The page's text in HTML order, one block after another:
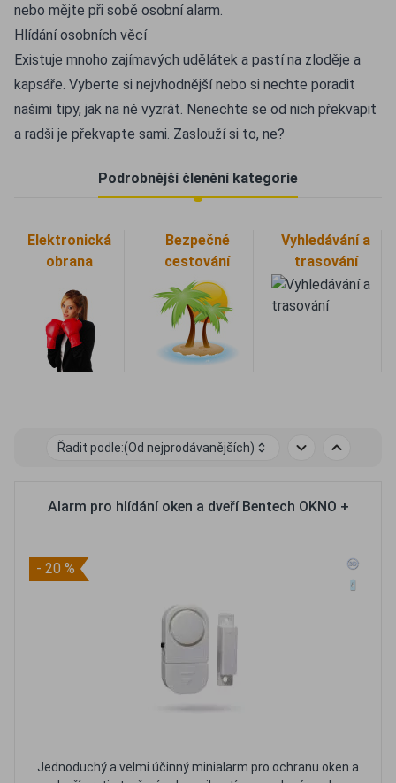
nebo mějte při sobě osobní alarm.
Hlídání osobních věcí
Existuje mnoho zajímavých udělátek a pastí na zloděje a
kapsáře. Vyberte si nejvhodnější nebo si nechte poradit
našimi tipy, jak na ně vyzrát. Nenechte se od nich překvapit
a radši je překvapte sami. Zaslouží si to, ne?
Podrobnější členění kategorie
Elektronická
obrana
Bezpečné
cestování
Vyhledávání a
trasování
Řadit podle:(Od nejprodávanějších)
Alarm pro hlídání oken a dveří Bentech OKNO +
- 20 %
Jednoduchý a velmi účinný minialarm pro ochranu oken a